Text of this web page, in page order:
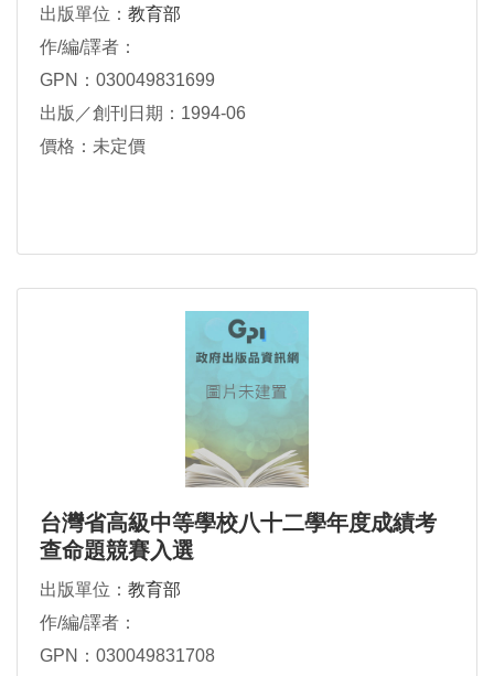
出版單位： 教育部
作/編/譯者：
GPN：030049831699
出版／創刊日期：1994-06
價格：未定價
台灣省高級中等學校八十二學年度成績考
查命題競賽入選
出版單位： 教育部
作/編/譯者：
GPN：030049831708